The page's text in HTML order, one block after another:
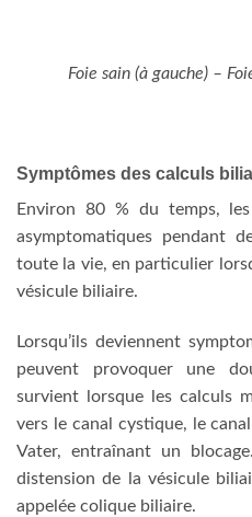
Foie sain (à gauche) –
Symptômes des calculs
Environ 80 % du temps,
asymptomatiques pendant
toute la vie, en particulier
vésicule biliaire.
Lorsqu’ils deviennent
peuvent provoquer une
survient lorsque les calculs
vers le canal cystique, le
Vater, entraînant un
distension de la vésicule
appelée colique biliaire.